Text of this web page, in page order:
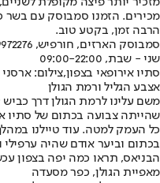
מכירים. הזמנו סמבוסק עם בשר
הרבה זמן, בקטע טוב.
סמבוסק הארזים, חורפיש, 04-9972276
שני - שבת, 09:00-22:00
סתיו אירופאי בצפון,צילום:
אצבע הגליל ורמת הגולן
שהייתה צבועה בכתום של סתיו
כל העמק למטה. עוד טיילנו
בכתום וביער אודם שהיה ערפילי
הבניאס, תראו כמה יפה בצפון
מאפיית הגולן, כפר מסעדה